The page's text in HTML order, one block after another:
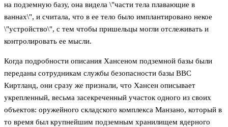
на подземную базу, она видела \"части тела плавающие в
ваннах\", и считала, что в ее тело было имплантировано некое
\"устройство\", с тем чтобы пришельцы могли отслеживать и
контролировать ее мысли.
Когда подробности описания Хансеном подземной базы были
переданы сотрудникам службы безопасности базы ВВС
Киртланд, они сразу же признали, что Хансен описывает
укрепленный, весьма засекреченный участок одного из своих
объектов: оружейного складского комплекса Манзано, который в
то время был крупнейшим подземным хранилищем ядерного